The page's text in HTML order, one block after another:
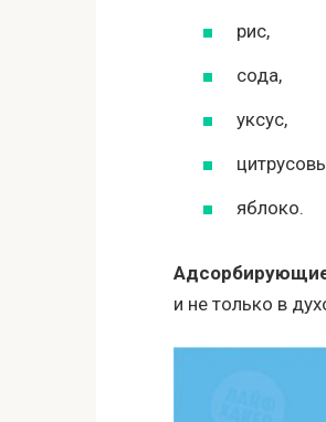
рис,
сода,
уксус,
яблоко.
Адсорбирующие
и не только в